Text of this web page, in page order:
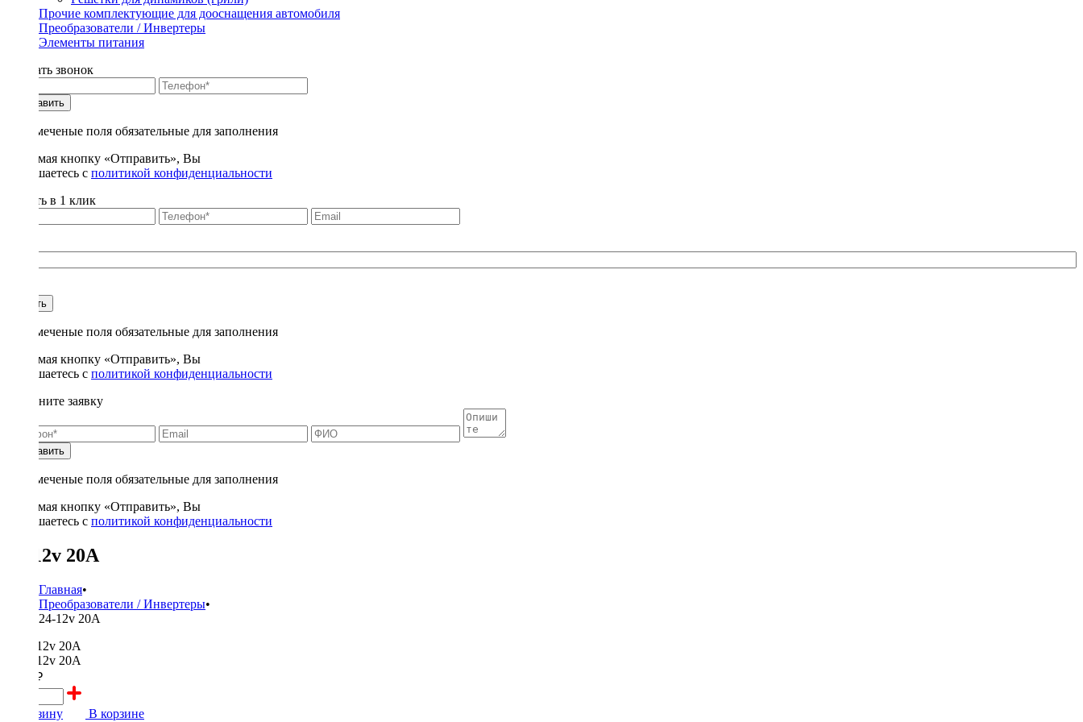
Прочие комплектующие для дооснащения автомобиля
Преобразователи / Инвертеры
Элементы питания
Заказать звонок
Отправить
* - отмеченые поля обязательные для заполнения
Нажимая кнопку «Отправить», Вы
соглашаетесь с политикой конфиденциальности
Купить в 1 клик
Купить
* - отмеченые поля обязательные для заполнения
Нажимая кнопку «Отправить», Вы
соглашаетесь с политикой конфиденциальности
Заполните заявку
Отправить
* - отмеченые поля обязательные для заполнения
Нажимая кнопку «Отправить», Вы
соглашаетесь с политикой конфиденциальности
24-12v 20A
Главная•
Преобразователи / Инвертеры•
24-12v 20A
1200 ₽
В корзину
В корзине